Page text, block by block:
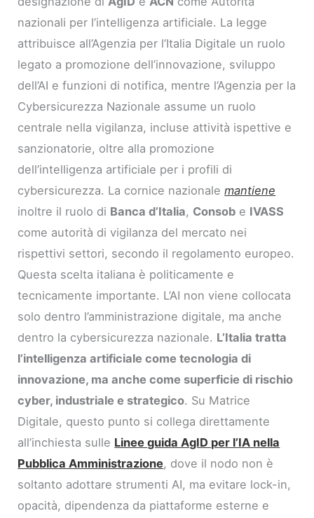
nazionali per l’intelligenza artificiale. La legge
attribuisce all’Agenzia per l’Italia Digitale un ruolo
legato a promozione dell’innovazione, sviluppo
dell’AI e funzioni di notifica, mentre l’Agenzia per la
Cybersicurezza Nazionale assume un ruolo
centrale nella vigilanza, incluse attività ispettive e
sanzionatorie, oltre alla promozione
dell’intelligenza artificiale per i profili di
cybersicurezza. La cornice nazionalemantiene
inoltre il ruolo di Banca d’Italia, Consob e IVASS
come autorità di vigilanza del mercato nei
rispettivi settori, secondo il regolamento europeo.
Questa scelta italiana è politicamente e
tecnicamente importante. L’AI non viene collocata
solo dentro l’amministrazione digitale, ma anche
dentro la cybersicurezza nazionale. L’Italia tratta
l’intelligenza artificiale come tecnologia di
innovazione, ma anche come superficie di rischio
cyber, industriale e strategico. Su Matrice
Digitale, questo punto si collega direttamente
all’inchiesta sulle Linee guida AgID per l’IA nella
Pubblica Amministrazione, dove il nodo non è
soltanto adottare strumenti AI, ma evitare lock-in,
opacità, dipendenza da piattaforme esterne e